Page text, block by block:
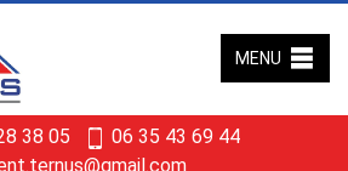
38 05
06 35 43 69 44
MENU